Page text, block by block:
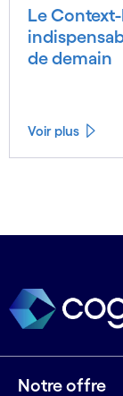
Le
de demain
Voir plus
Notre offre